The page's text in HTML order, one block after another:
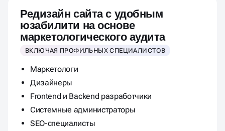
Редизайн сайта с удобным
юзабилити на основе
маркетологического аудита
ВКЛЮЧАЯ ПРОФИЛЬНЫХ СПЕЦИАЛИСТОВ
Маркетологи
Дизайнеры
Frontend и Backend разработчики
Системные администраторы
SEO-специалисты